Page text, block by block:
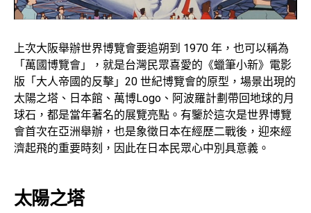
上次大阪舉辦世界博覽會要追朔到 1970 年，也可以稱為
「萬國博覽會」，就是台灣民眾喜愛的《蠟筆小新》電影
版「大人帝國的反擊」20 世紀博覽會的原型，場景出現的
太陽之塔、日本館、萬博Logo、阿波羅計劃帶回地球的月
球石，都是當年著名的展覽亮點。有鑒於這次是世界博覽
會首次在亞洲舉辦，也是象徵日本在經歷二戰後，迎來經
濟起飛的重要時刻，因此在日本民眾心中別具意義。
太陽之塔